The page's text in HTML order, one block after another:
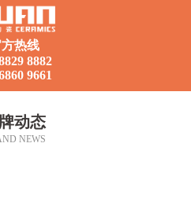
热线
8882
9661
首页
动态
NEWS